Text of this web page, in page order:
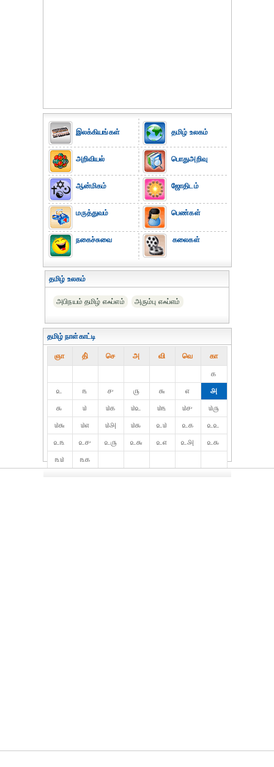
இலக்கியங்கள்
அறிவியல்
ஆன்மிகம்
மருத்துவம்
நகைச்சுவை
தமிழ் உலகம்
பொதுஅறிவு
ஜோதிடம்
பெண்கள்
கலைகள்
தமிழ் உலகம்
அபிநயம் தமிழ் எஃப்எம் அரும்பு எஃப்எம்
தமிழ் நாள்காட்டி
ஞா தி் செ அ வி வெ கா
௧
௨
௩ ௪ ௫ ௬ ௭
௮
௯
௰ ௰௧ ௰௨ ௰௩ ௰௪
௰௫
௰௬
௰௭ ௰௮ ௰௯ ௨௰ ௨௧
௨௨
௨௩
௨௪ ௨௫ ௨௬ ௨௭ ௨௮
௨௯
௩௰
௩௧